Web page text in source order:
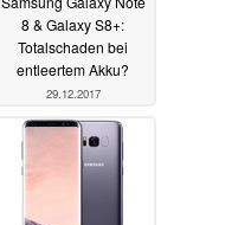
8 & Galaxy S8+:
Totalschaden bei
entleertem Akku?
29.12.2017